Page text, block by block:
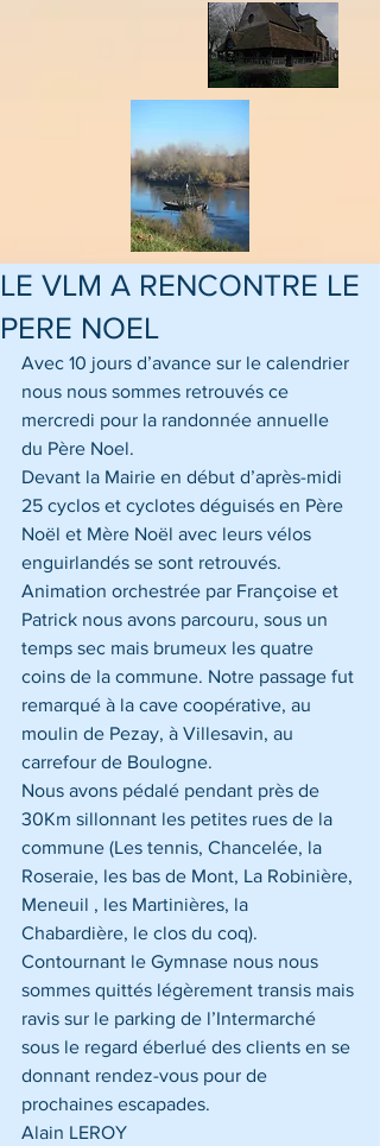
LE VLM A RENCONTRE LE
PERE NOEL
Avec 10 jours d’avance sur le calendrier
nous nous sommes retrouvés ce
mercredi pour la randonnée annuelle
du Père Noel.
Devant la Mairie en début d’après-midi
25 cyclos et cyclotes déguisés en Père
Noël et Mère Noël avec leurs vélos
enguirlandés se sont retrouvés.
Animation orchestrée par Françoise et
Patrick nous avons parcouru, sous un
temps sec mais brumeux les quatre
coins de la commune. Notre passage fut
remarqué à la cave coopérative, au
moulin de Pezay, à Villesavin, au
carrefour de Boulogne.
Nous avons pédalé pendant près de
30Km sillonnant les petites rues de la
commune (Les tennis, Chancelée, la
Roseraie, les bas de Mont, La Robinière,
Meneuil , les Martinières, la
Chabardière, le clos du coq).
Contournant le Gymnase nous nous
sommes quittés légèrement transis mais
ravis sur le parking de l’Intermarché
sous le regard éberlué des clients en se
donnant rendez-vous pour de
prochaines escapades.
Alain LEROY